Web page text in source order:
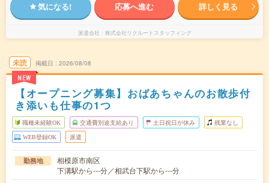
気になる! 応募へ進む 詳しく見る
派遣会社 株式会社リクルートスタッフィング
未読
NEW
掲載日 2026/08/08
【オープニング募集】おばあちゃんのお散歩付
き添いも仕事の1つ
職種未経験OK 交通費別途支給あり 土日祝日が休み 残業なし
WEB登録OK 派遣
勤務地
相模原市南区
下溝駅から---分／相武台下駅から---分